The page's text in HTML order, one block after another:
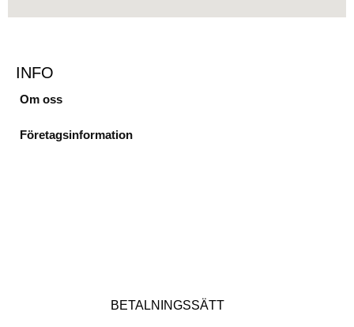
INFO
Om oss
Företagsinformation
BETALNINGSSÄTT